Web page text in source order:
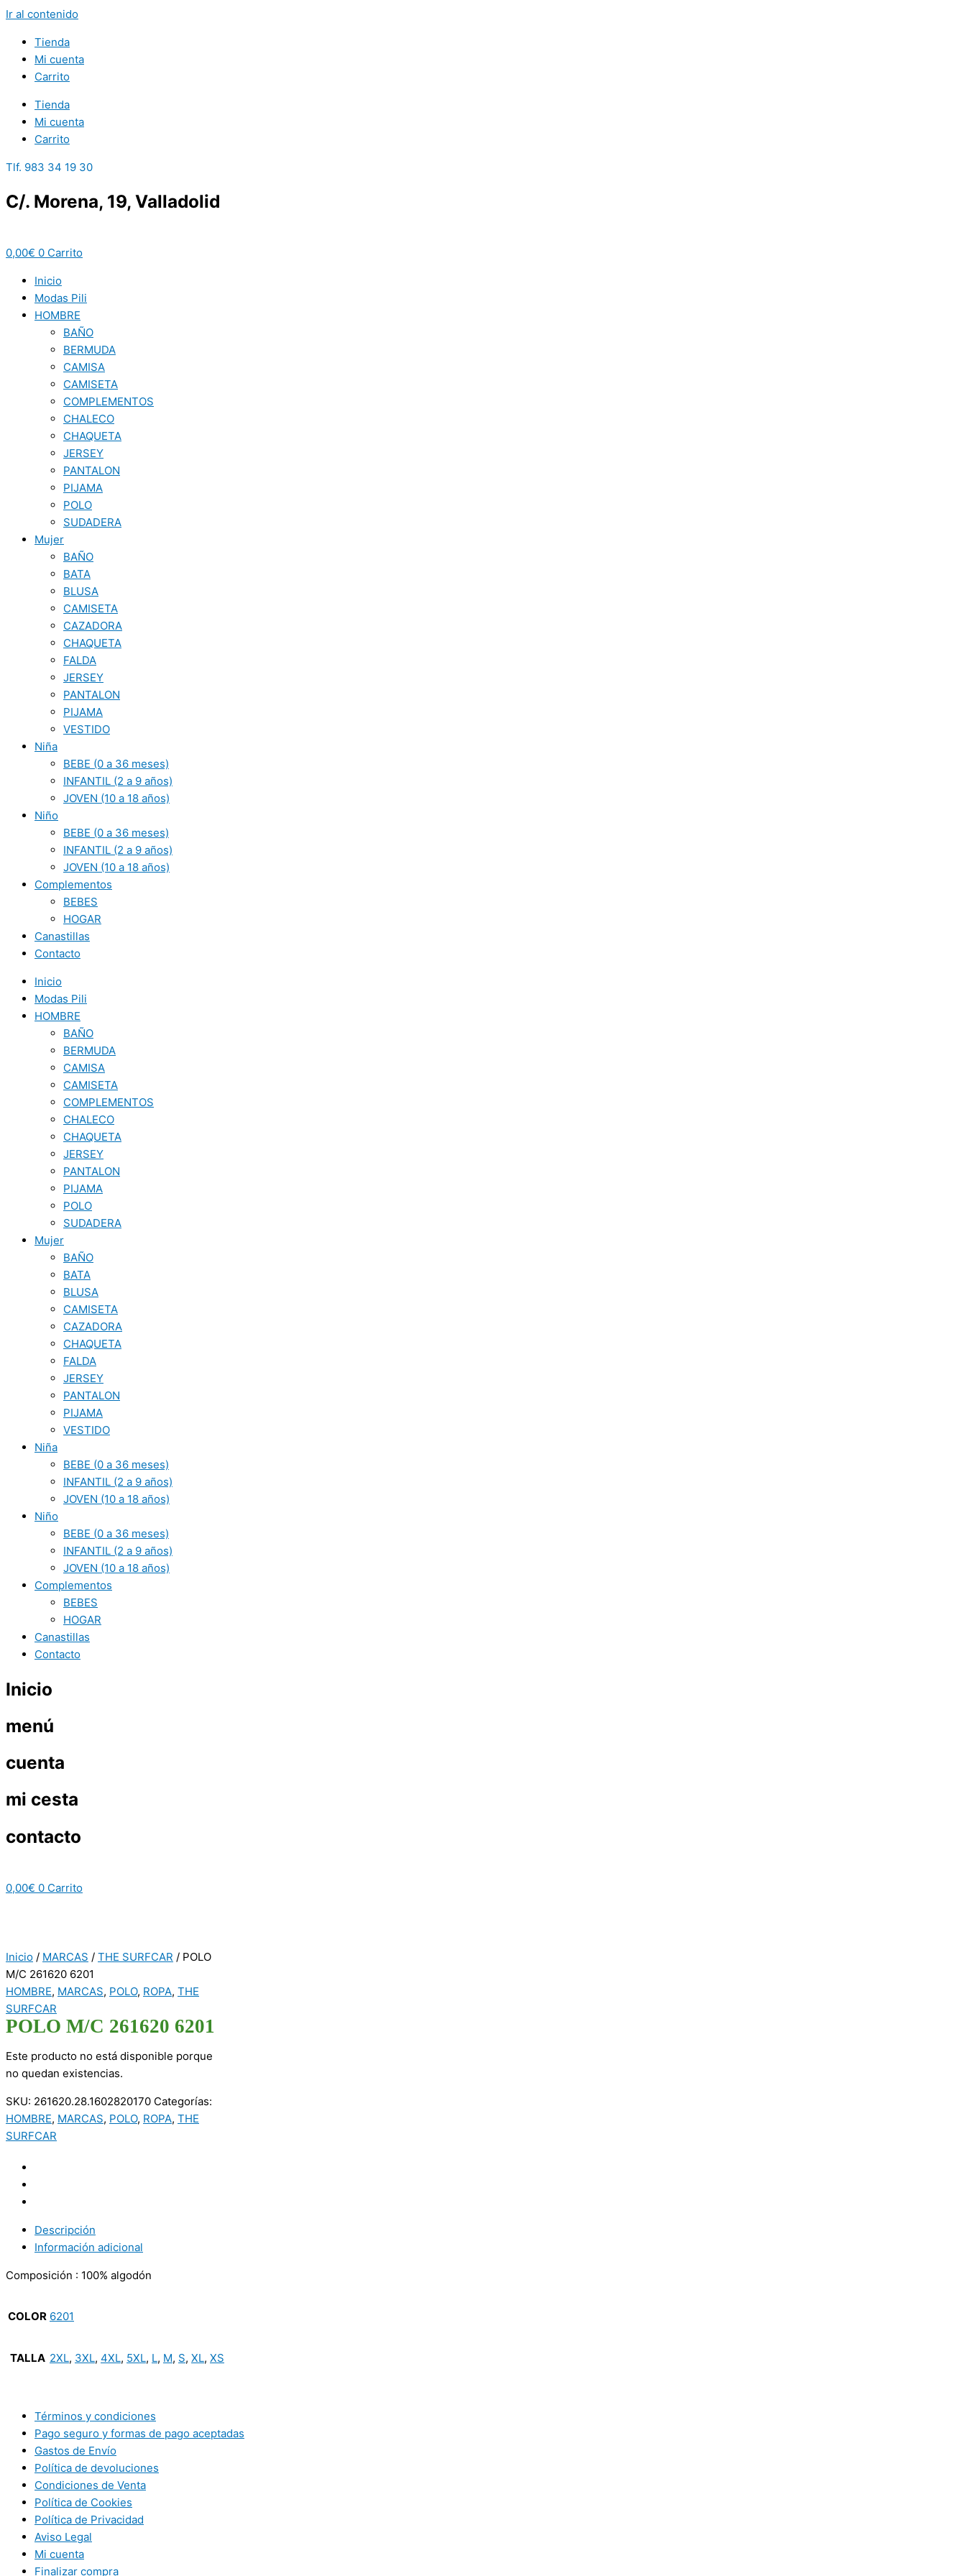
Ir al contenido
Tienda
Mi cuenta
Carrito
Tienda
Mi cuenta
Carrito
Tlf. 983 34 19 30
C/. Morena, 19, Valladolid
0,00€ 0 Carrito
Inicio
Modas Pili
HOMBRE
BAÑO
BERMUDA
CAMISA
CAMISETA
COMPLEMENTOS
CHALECO
CHAQUETA
JERSEY
PANTALON
PIJAMA
POLO
SUDADERA
Mujer
BAÑO
BATA
BLUSA
CAMISETA
CAZADORA
CHAQUETA
FALDA
JERSEY
PANTALON
PIJAMA
VESTIDO
Niña
BEBE (0 a 36 meses)
INFANTIL (2 a 9 años)
JOVEN (10 a 18 años)
Niño
BEBE (0 a 36 meses)
INFANTIL (2 a 9 años)
JOVEN (10 a 18 años)
Complementos
BEBES
HOGAR
Canastillas
Contacto
Inicio
Modas Pili
HOMBRE
BAÑO
BERMUDA
CAMISA
CAMISETA
COMPLEMENTOS
CHALECO
CHAQUETA
JERSEY
PANTALON
PIJAMA
POLO
SUDADERA
Mujer
BAÑO
BATA
BLUSA
CAMISETA
CAZADORA
CHAQUETA
FALDA
JERSEY
PANTALON
PIJAMA
VESTIDO
Niña
BEBE (0 a 36 meses)
INFANTIL (2 a 9 años)
JOVEN (10 a 18 años)
Niño
BEBE (0 a 36 meses)
INFANTIL (2 a 9 años)
JOVEN (10 a 18 años)
Complementos
BEBES
HOGAR
Canastillas
Contacto
Inicio
menú
cuenta
mi cesta
contacto
0,00€ 0 Carrito
Inicio / MARCAS / THE SURFCAR / POLO
M/C 261620 6201
HOMBRE, MARCAS, POLO, ROPA, THE
SURFCAR
POLO M/C 261620 6201
Este producto no está disponible porque
no quedan existencias.
SKU: 261620.28.1602820170 Categorías:
HOMBRE, MARCAS, POLO, ROPA, THE
SURFCAR
Descripción
Información adicional
Composición : 100% algodón
COLOR 6201
TALLA 2XL, 3XL, 4XL, 5XL, L, M, S, XL, XS
Términos y condiciones
Pago seguro y formas de pago aceptadas
Gastos de Envío
Política de devoluciones
Condiciones de Venta
Política de Cookies
Política de Privacidad
Aviso Legal
Mi cuenta
Finalizar compra